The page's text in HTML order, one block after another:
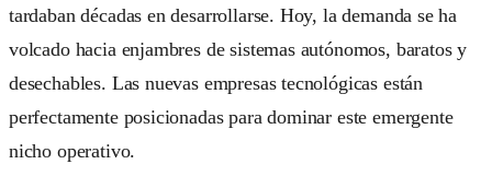
tardaban décadas en desarrollarse. Hoy, la demanda se ha
volcado hacia enjambres de sistemas autónomos, baratos y
desechables. Las nuevas empresas tecnológicas están
perfectamente posicionadas para dominar este emergente
nicho operativo.